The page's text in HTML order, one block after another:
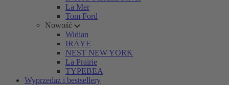
La Mer
Tom Ford
Nowość
Widian
IRÄYE
NEST NEW YORK
La Prairie
TYPEBEA
Wyprzedaż i bestsellery